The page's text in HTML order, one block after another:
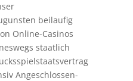
beilaufig
Online-Casinos
staatlich
Angeschlossen-